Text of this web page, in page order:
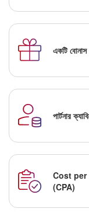
একটি বোনাস
পার্টনার
Cost
(CPA)